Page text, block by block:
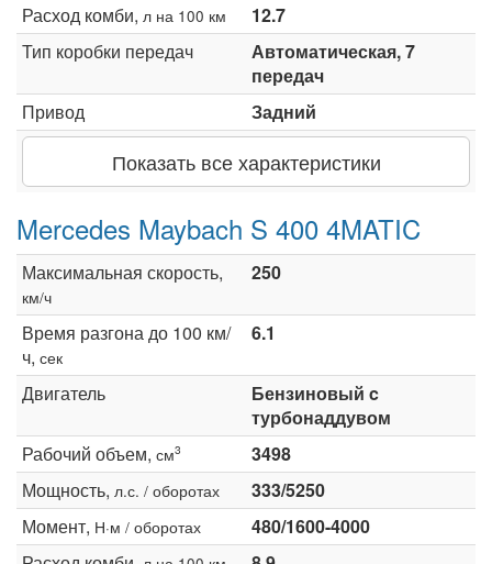
Расход комби, л на 100 км
12.7
Тип коробки передач
Автоматическая, 7
передач
Привод
Задний
Показать все характеристики
Mercedes Maybach S 400 4MATIC
Максимальная скорость,
км/ч
250
Время разгона до 100 км/
ч, сек
6.1
Двигатель
Бензиновый c
турбонаддувом
Рабочий объем, см3
3498
Мощность, л.с. / оборотах
333/5250
Момент, Н·м / оборотах
480/1600-4000